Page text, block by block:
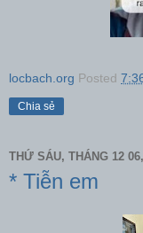
locbach.org Posted
Chia sẻ
THỨ SÁU, THÁNG 12
* Tiễn em